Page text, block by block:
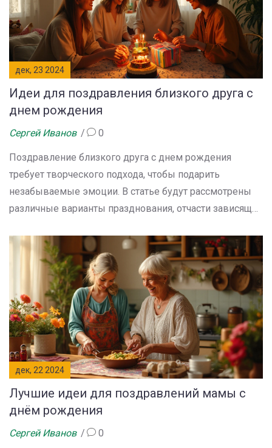
естественно и запоминающе.
дек, 23 2024
Идеи для поздравления близкого друга с
днем рождения
Сергей Иванов 0
Поздравление близкого друга с днем рождения
требует творческого подхода, чтобы подарить
незабываемые эмоции. В статье будут рассмотрены
различные варианты празднования, отчасти зависящие
выбрать подходящий подарок и организовать
сюрприз. Также будет затронута тема выбора
подходящего места и формата события. Важно учесть,
как впечатлить друга, сделав день рождения
незабываемым.
дек, 22 2024
Лучшие идеи для поздравлений мамы с
днём рождения
Сергей Иванов 0